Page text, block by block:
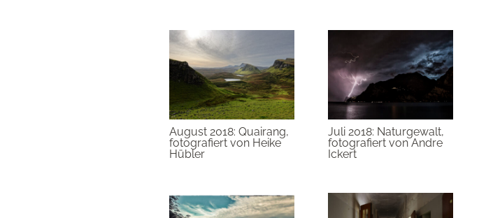
August 2018: Quairang,
fotografiert von Heike
Hübler
Juli 2018: Naturgewalt,
fotografiert von Andre
Ickert